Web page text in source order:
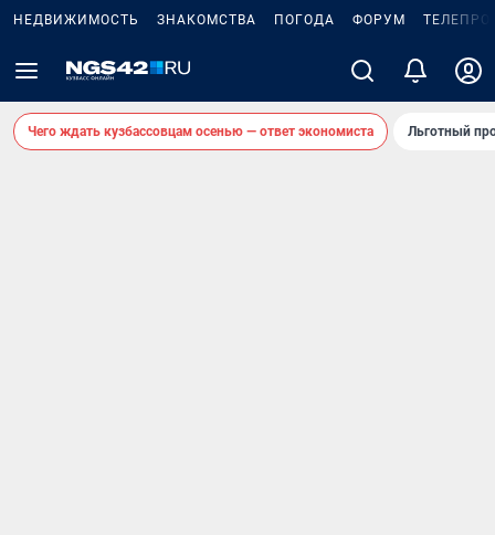
НЕДВИЖИМОСТЬ ЗНАКОМСТВА ПОГОДА ФОРУМ
Чего ждать кузбассовцам осенью — ответ экономиста Льготный